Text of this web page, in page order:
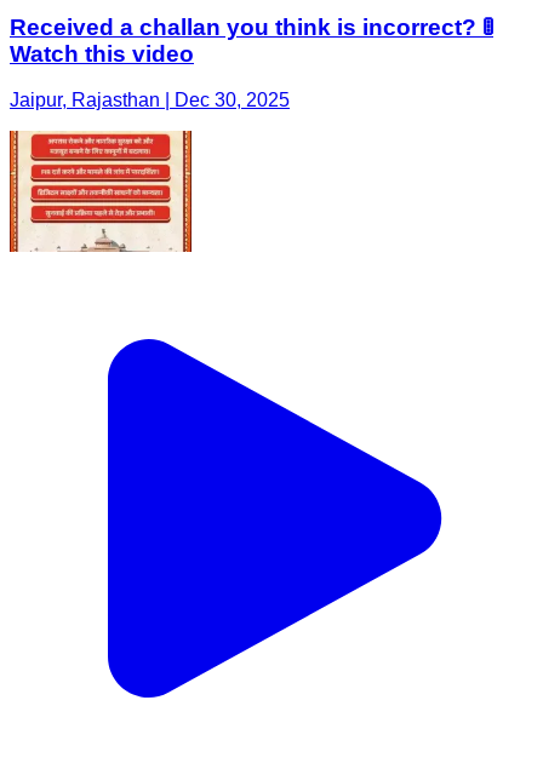
Received a challan you think is incorrect? 🚦
Watch this video
Jaipur, Rajasthan | Dec 30, 2025